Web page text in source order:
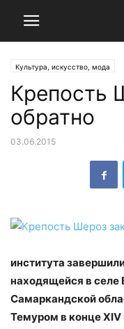
Культура, искусство, мода
Крепость
обратно
03.06.2015
института
находящейся в селе
Самаркандской
Темуром в конце XIV